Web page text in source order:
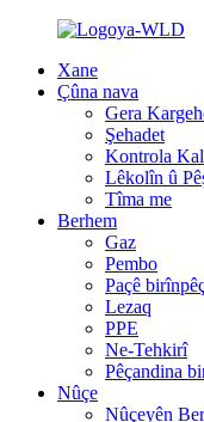
Xane
Çûna nava
Gera
Şehadet
Kontrola
Lêkolîn û
Tîma me
Berhem
Gaz
Pembo
Paçê
Lezaq
PPE
Ne-Tehkirî
Pêçandina
Nûçe
Nûçeyên